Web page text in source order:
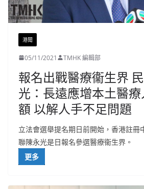
港聞
05/11/2021 TMHK 編輯部
報名出戰醫療衞生界
光：長遠應增本土醫
額 以解人手不足問題
立法會選舉提名期日前開始，香港註冊
聯陳永光是日報名參選醫療衞生界。
更多